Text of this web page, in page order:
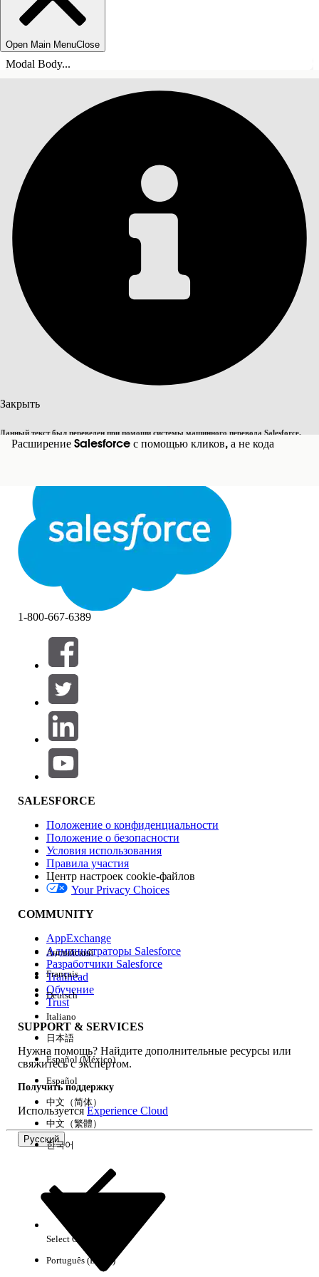
Open Main MenuClose
Modal Body...
Закрыть
Данный текст был переведен при помощи системы машинного перевода Salesforce.
Дополнительные сведения см.здесь.
Переключить на английский
Закрыть
Расширение Salesforce с помощью кликов, а не кода
СОДЕРЖАНИЕ
Фильтровать по (0)
ВЫБРАТЬ ФИЛЬТРЫ
Область продуктов
Влияние на функции
Версия
Возможности
Очистить все Готово
Результаты отсутствуют
1-800-667-6389
SALESFORCE
Положение о конфиденциальности
Положение о безопасности
Условия использования
Правила участия
Центр настроек cookie-файлов
Your Privacy Choices
COMMUNITY
AppExchange
Администраторы Salesforce
Разработчики Salesforce
Trailhead
Обучение
Trust
SUPPORT & SERVICES
Нужна помощь? Найдите дополнительные ресурсы или
свяжитесь с экспертом.
Получить поддержку
ИспользуетсяExperience Cloud
Русский
Английский
Français
Deutsch
Italiano
日本語
Español (México)
Español
中文（简体）
中文（繁體）
한국어
Select Org
Português (Brasil)